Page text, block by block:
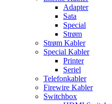
Adapter
Sata
Special
Strøm
Strøm Kabler
Special Kabler
Printer
Seriel
Telefonkabler
Firewire Kabler
Switchbox